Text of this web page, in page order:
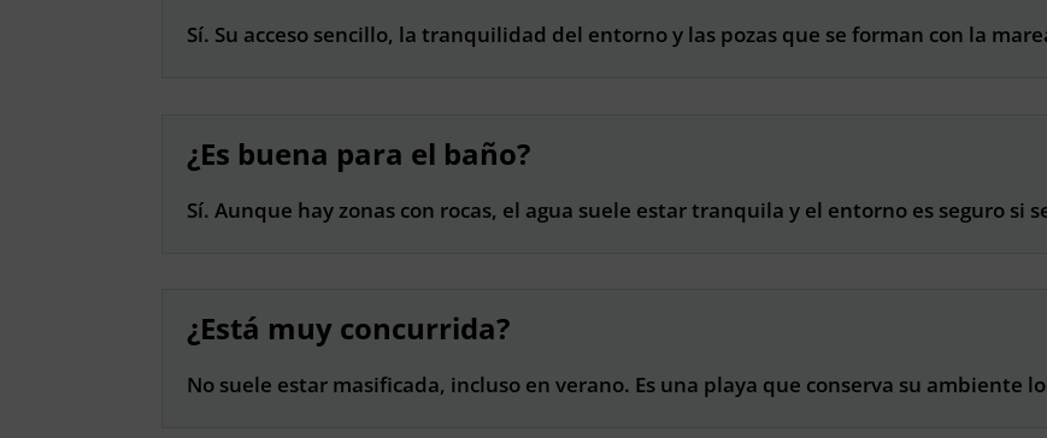
Sí. Su acceso sencillo, la tranquilidad del entorno y las pozas que se forman con la
¿Es buena para el baño?
Sí. Aunque hay zonas con rocas, el agua suele estar tranquila y el entorno es seguro si
¿Está muy concurrida?
No suele estar masificada, incluso en verano. Es una playa que conserva su ambiente